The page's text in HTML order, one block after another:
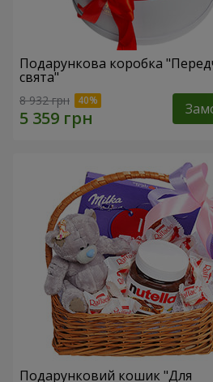
Подарункова коробка
свята"
8 932 грн
Подарунковий кошик "Для